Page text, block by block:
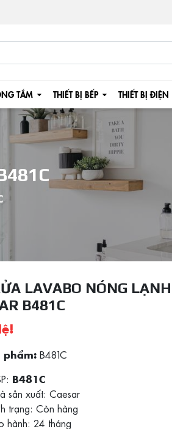
TẮM THIẾT BỊ BẾP THIẾT BỊ ĐIỆN
LAVABO NÓNG LẠNH
B481C
phẩm: B481C
B481C
sản xuất: Caesar
trạng: Còn hàng
hành: 24 tháng